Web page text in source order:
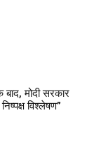
बाद, मोदी सरकार
विश्लेषण”